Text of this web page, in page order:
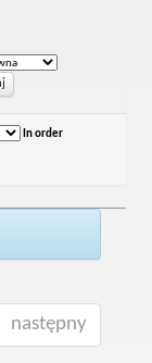
In order
następny